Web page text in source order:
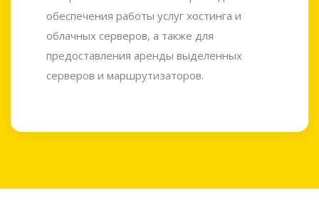
обеспечения работы услуг хостинга и
облачных серверов, а также для
предоставления аренды выделенных
серверов и маршрутизаторов.